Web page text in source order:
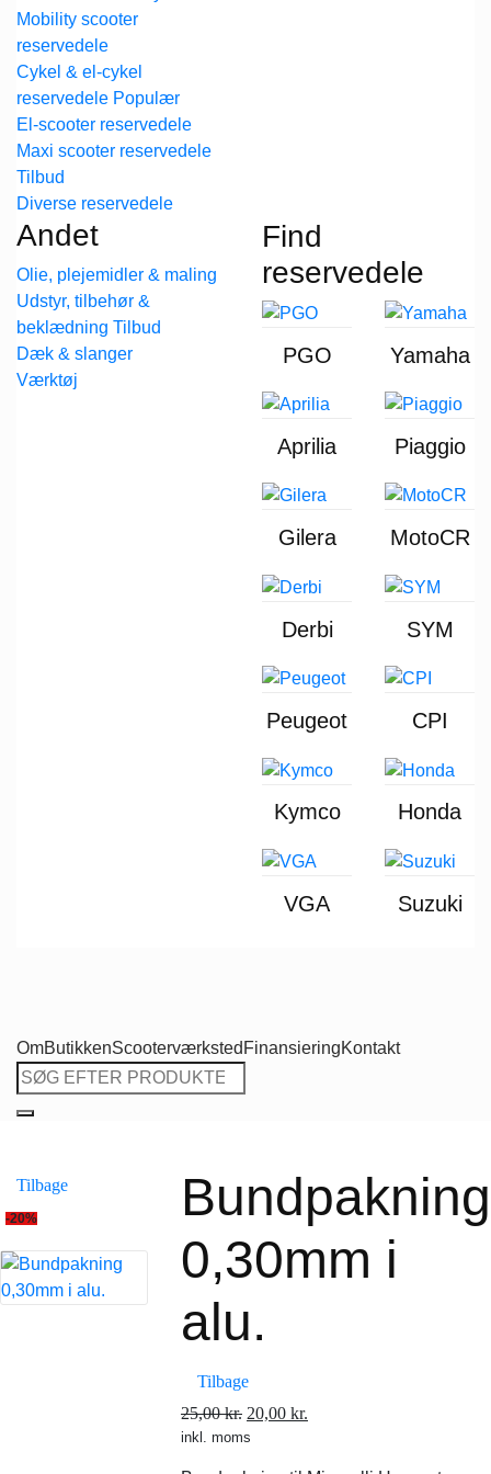
Mobility scooter
reservedele
Cykel & el-cykel
reservedele
El-scooter reservedele
Maxi scooter reservedele
Diverse reservedele
Andet
Olie, plejemidler & maling
Udstyr, tilbehør &
beklædning
Dæk & slanger
Værktøj
Find
reservedele
PGO Yamaha
Aprilia Piaggio
Gilera MotoCR
Derbi SYM
Peugeot CPI
Kymco Honda
VGA Suzuki
OmButikkenScooterværksted FinansieringKontakt
Søg
efter:
Tilbage
-20%
Bundpakning
0,30mm i
alu.
Tilbage
25,00kr. Den
oprindelige
20,00 kr.
inkl. moms